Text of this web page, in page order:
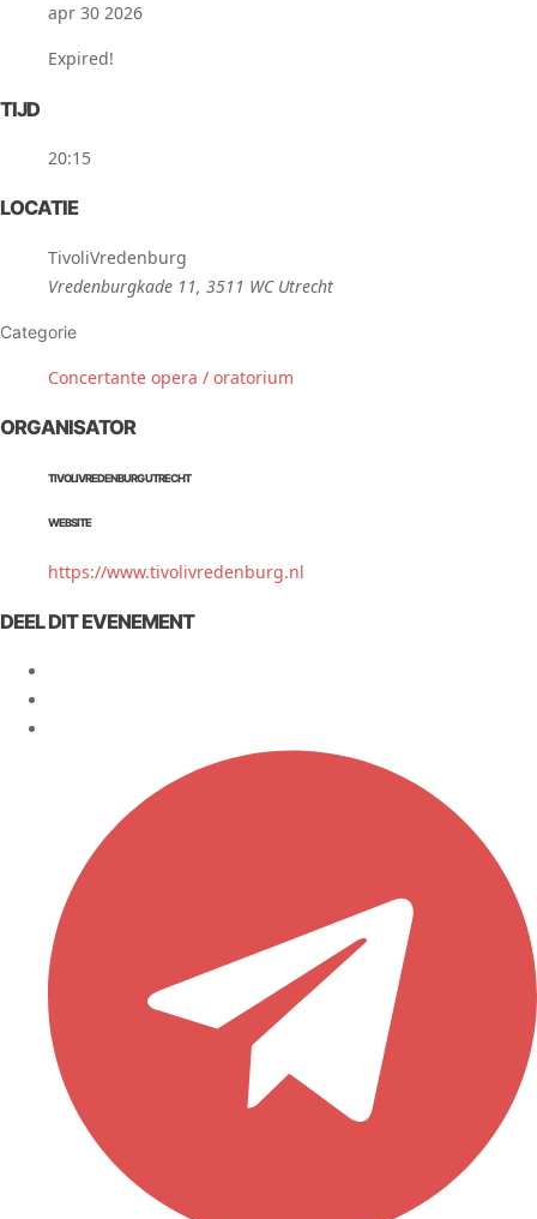
apr 30 2026
Expired!
TIJD
20:15
LOCATIE
TivoliVredenburg
Vredenburgkade 11, 3511 WC Utrecht
Categorie
Concertante opera / oratorium
ORGANISATOR
TIVOLIVREDENBURG UTRECHT
WEBSITE
https://www.tivolivredenburg.nl
DEEL DIT EVENEMENT